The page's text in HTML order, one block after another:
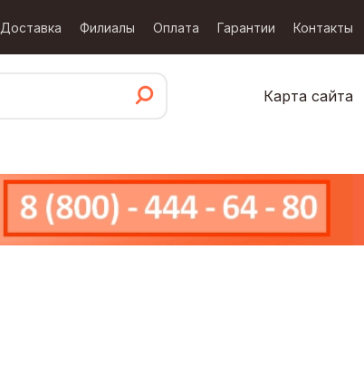
Доставка Филиалы Оплата Гарантии Контакты
Карта сайта